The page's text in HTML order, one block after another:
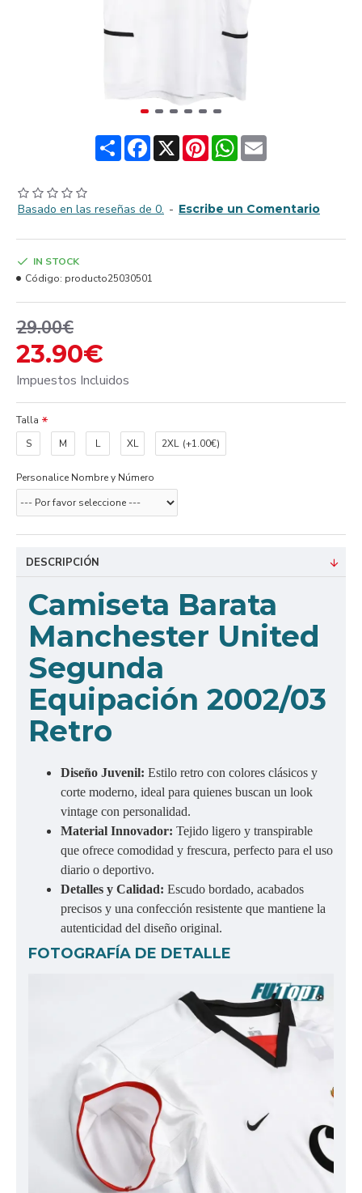
ShareFacebook
X PinterestWhatsApp
Email
Basado en las reseñas de 0. - Escribe un Comentario
23.90€
29.00€
Impuestos Incluidos
IN STOCK
Código: producto25030501
Talla
S
M L XL 2XL (+1.00€)
Personalice Nombre y Número
DESCRIPCIÓN
Camiseta Barata
Manchester United
Segunda
Equipación 2002/03
Retro
Diseño Juvenil: Estilo retro con colores clásicos y
corte moderno, ideal para quienes buscan un look
vintage con personalidad.
Material Innovador: Tejido ligero y transpirable
que ofrece comodidad y frescura, perfecto para el uso
diario o deportivo.
Detalles y Calidad: Escudo bordado, acabados
precisos y una confección resistente que mantiene la
autenticidad del diseño original.
FOTOGRAFÍA DE DETALLE